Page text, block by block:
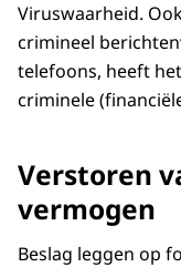
Viruswaarheid.
crimineel
telefoons, heeft
criminele
Verstoren
vermogen
Beslag leggen op